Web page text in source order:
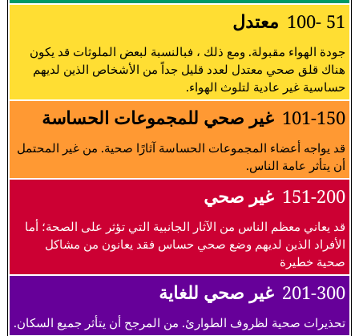
51 -100 معتدل
جودة الهواء مقبولة. ومع ذلك ، فبالنسبة لبعض الملوثات قد يكون
هناك قلق صحي معتدل لعدد قليل جداً من الأشخاص الذين لديهم
حساسية غير عادية لتلوث الهواء.
101-150 غير صحي للمجموعات الحساسة
قد يواجه أعضاء المجموعات الحساسة آثارًا صحية. من غير المحتمل
أن يتأثر عامة الناس.
151-200 غير صحي
قد يعاني معظم الناس من الآثار الجانبية التي تؤثر على الصحة؛ أما
الأفراد الذين لديهم وضع صحي حساس فقد يعانون من مشاكل
صحية خطيرة
201-300 غير صحي للغاية
تحذيرات صحية لظروف الطوارئ. من المرجح أن يتأثر جميع السكان.